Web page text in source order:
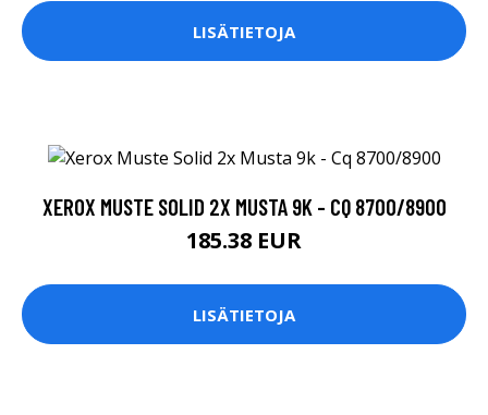
LISÄTIETOJA
XEROX MUSTE SOLID 2X MUSTA 9K - CQ 8700/8900
185.38 EUR
LISÄTIETOJA